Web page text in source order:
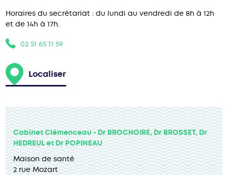
Horaires du secrétariat : du lundi au vendredi de 8h à 12h
et de 14h à 17h.
02 51 65 11 59
Localiser
Cabinet Clémenceau - Dr BROCHOIRE, Dr BROSSET, Dr
HEDREUL et Dr POPINEAU
Maison de santé
2 rue Mozart